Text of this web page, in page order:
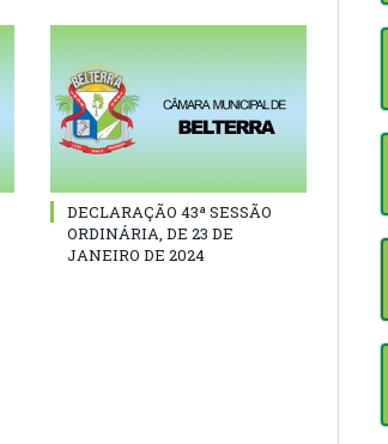
DECLARAÇÃO 43ª SESSÃO
ORDINÁRIA, DE 23 DE
JANEIRO DE 2024